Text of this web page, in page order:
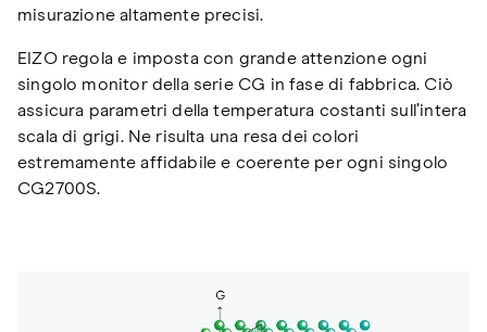
misurazione altamente precisi.
EIZO regola e imposta con grande attenzione ogni
singolo monitor della serie CG in fase di fabbrica. Ciò
assicura parametri della temperatura costanti sull’intera
scala di grigi. Ne risulta una resa dei colori
estremamente affidabile e coerente per ogni singolo
CG2700S.